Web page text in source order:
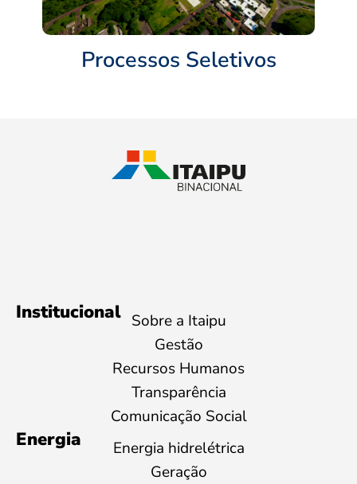
Processos Seletivos
Institucional Sobre a Itaipu
Gestão
Recursos Humanos
Transparência
Comunicação Social
Energia
Energia hidrelétrica
Geração